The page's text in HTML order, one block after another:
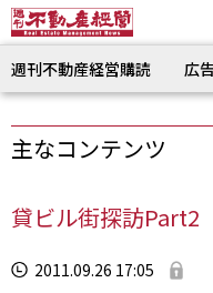
週刊不動産経営購読 広
主なコンテンツ
貸ビル街探訪
2011.09.26 17:05